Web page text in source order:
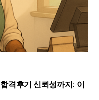
격후기 신뢰성까지: 이